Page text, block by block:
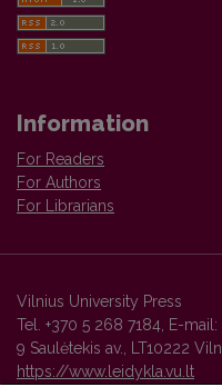
Information
For Readers
For Authors
For Librarians
Vilnius University Press
Tel. +370 5 268 7184, E-mail:
9 Saulėtekis av., LT10222
https://www.leidykla.vu.lt